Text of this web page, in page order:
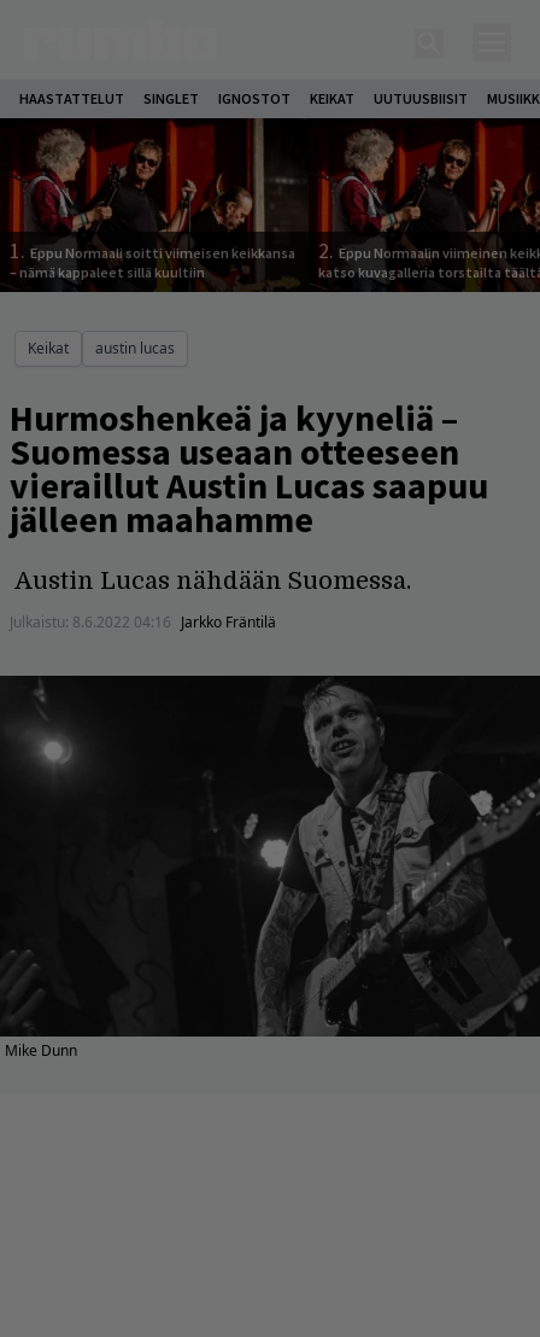
HAASTATTELUT SINGLET IGNOSTOT KEIKAT UUTUUSBIISIT
1. Eppu Normaali soitti viimeisen keikkansa
– nämä kappaleet sillä kuultiin
2. Eppu Normaalin viimeinen
katso kuvagalleria torstailta
Keikat austin lucas
Hurmoshenkeä ja kyyneliä –
Suomessa useaan otteeseen
vieraillut Austin Lucas saapuu
jälleen maahamme
Austin Lucas nähdään Suomessa.
Julkaistu: 8.6.2022 04:16 Jarkko Fräntilä
Mike Dunn